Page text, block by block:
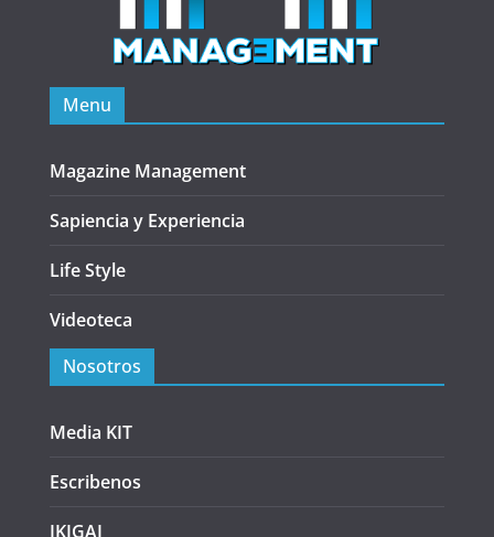
Menu
Magazine Management
Sapiencia y Experiencia
Life Style
Videoteca
Nosotros
Media KIT
Escribenos
IKIGAI